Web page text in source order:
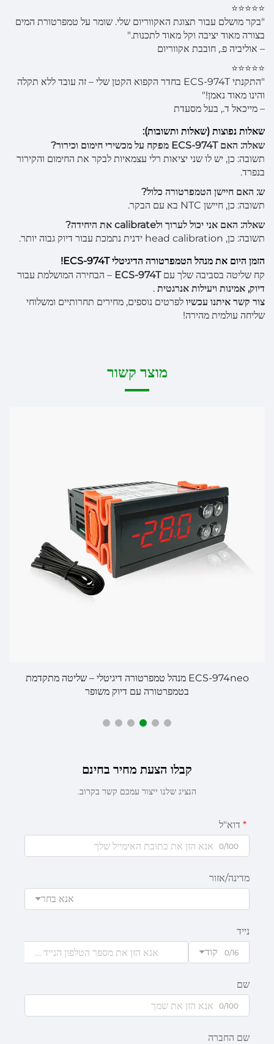
⭐⭐⭐⭐⭐
"בקר מושלם עבור תצוגת האקווריום שלי. שומר על טמפרטורת המים
בצורה מאוד יציבה וקל מאוד לתכנות."
– אוליביה פ., חובבת אקווריום
⭐⭐⭐⭐⭐
"התקנתי ECS-974T בחדר הקפוא הקטן שלי – זה עובד ללא תקלה
והינו מאוד נאמן!"
– מייכאל ד., בעל מסעדת
שאלות נפוצות (שאלות ותשובות):
שאלה: האם ECS-974T מפקח על מכשירי חימום וכירור?
תשובה: כן, יש לו שני יציאות רלי עצמאיות לבקר את החימום והקירור
בנפרד.
ש: האם חיישן הטמפרטורה כלול?
תשובה: כן, חיישן NTC בא עם הבקר.
שאלה: האם אני יכול לערוך ולcalibrate את היחידה?
תשובה: כן, head calibration ידנית נתמכת עבור דיוק גבוה יותר.
הזמן היום את מנהל הטמפרטורה הדיגיטלי ECS-974T!
קח שליטה בסביבה שלך עםECS-974T – הבחירה המושלמת עבור
דיוק, אמינות ויעילות אנרגטית .
צור קשר איתנו עכשיו לפרטים נוספים, מחירים תחרותיים ומשלוחי
שליחה עולמית מהירה!
מוצר קשור
ECS-974neo מנהל טמפרטורה דיגיטלי – שליטה מתקדמת
בטמפרטורה עם דיוק משופר
קבלו הצעת מחיר בחינם
הנציג שלנו ייצור עמכם קשר בקרוב.
דוא"ל
0/100
מדינה/אזור
אנא בחר
נייד
קוד
0/16
שם
0/100
שם החברה